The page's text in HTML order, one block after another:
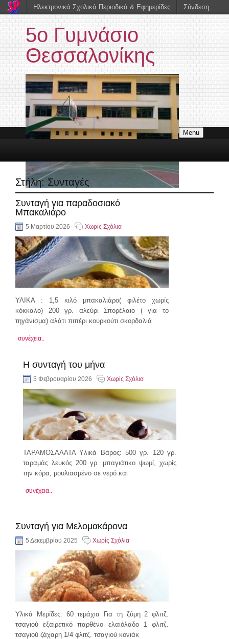
5ο Γυμνάσιο
Θεσσαλονίκης
Menu
Στήλη: Συνταγές
Συνταγή για παραδοσιακό
Μπακαλιάρο
5 Μαρτίου 2026 Χωρίς Σχόλια
ΥΛΙΚΑ : 1,5 κιλό μπακαλιάρο( φιλέτο χωρίς
κόκκαλο) 200 γρ. αλεύρι Σπορέλαιο ( για το
τηγάνισμα) αλάτι πιπέρι κουρκούτι σκορδαλιά
συνέχεια..
Η συνταγή του μήνα
5 Φεβρουαρίου 2026 Χωρίς Σχόλια
ΤΑΡΑΜΟΣΑΛΑΤΑ Υλικά Βάρος: 500 γρ. 120 γρ.
ταραμάς λευκός 200 γρ. μπαγιάτικο ψωμί, χωρίς
την κόρα, μουλιασμένο σε νερό και
συνέχεια..
Συνταγή για Μελομακάρονα
5 Δεκεμβρίου 2025 Χωρίς Σχόλια
Υλικά Μερίδες: 60 τεμάχια Για τη ζύμη 2 φλιτζ.
τσαγιού εξαιρετικό παρθένο ελαιόλαδο 1 φλιτζ.
τσαγιού ζάχαρη 1/4 φλιτζ. τσαγιού κονιάκ
Ηλεκτρονικά Σχολικά Περιοδικά & Εφημερίδες Σύνδεση